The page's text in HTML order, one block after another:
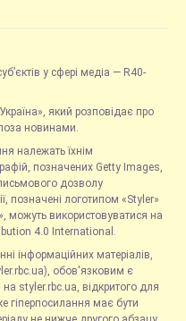
у сфері медіа — R40-
який розповідає про
новинами.
належать їхнім
позначених Getty Images,
дозволу
позначені логотипом «Styler»
можуть використовуватися на
4.0 International.
інформаційних матеріалів,
обов'язковим є
styler.rbc.ua, відкритого для
гіперпосилання має бути